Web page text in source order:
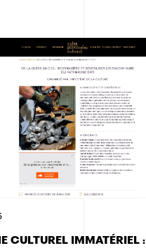
CULTUREL IMMATÉRIEL :